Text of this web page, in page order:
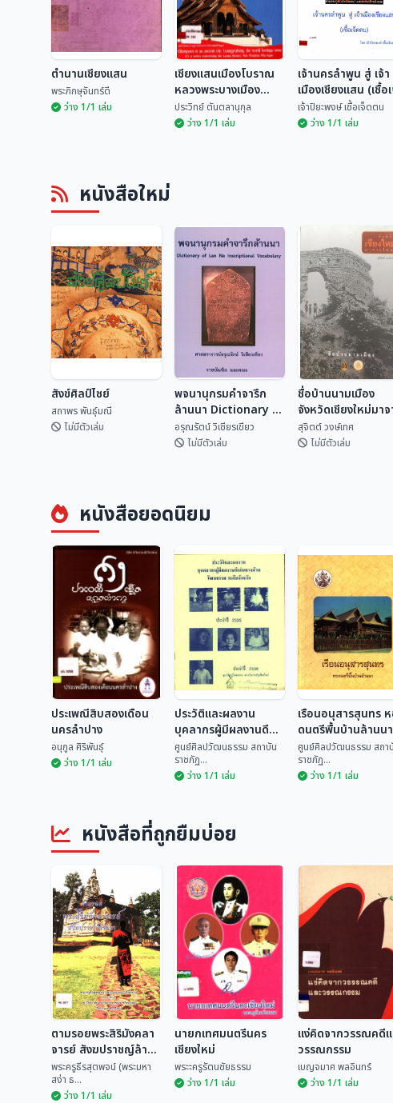
พระภิกษุจันทร์ดี
ตำนานเชียงแสน
พระภิกษุจันทร์ดี
ว่าง 1/1 เล่ม
เชียงแสนเมืองโบราณ
หลวงพระบางเมือง
มรดกโลก
ประวิทย์ ตันตลานุกุล
ว่าง 1/1 เล่ม
เจ้านครลำพูน สู่ เจ้า
เมืองเชียงแสน (เชื้อ
ตน)
เจ้าปิยะพงษ์ เชื้อเจ็ดตน
ว่าง 1/1 เล่ม
หนังสือใหม่
สถาพร พันธุ์มณี
สังข์ศิลป์ไชย์
สถาพร พันธุ์มณี
ไม่มีตัวเล่ม
of Lan Na
Inscriptional
อรุณรัตน์ วิเชียรเขี...
พจนานุกรมคำจารึก
ล้านนา Dictionary of
Lan Na
Inscriptional
อรุณรัตน์ วิเชียรเขียว
ไม่มีตัวเล่ม
ชื่อบ้านนามเมือง
จังหวัดเชียงใหม่มาจ
ไหน?
สุจิตต์ วงษ์เทศ
ไม่มีตัวเล่ม
หนังสือยอดนิยม
อนุกูล ศิริพันธุ์
ประเพณีสิบสองเดือน
นครลำปาง
อนุกูล ศิริพันธุ์
ว่าง 1/1 เล่ม
วัฒนธรรม ระดับ
จังหวัด ประจำปี 2535
ศูนย์ศิลปวัฒนธรรม
สถ...
ประวัติและผลงาน
บุคลากรผู้มีผลงานดี
เด่นทางด้านวัฒนธรรม
ระดับจังหวัด ประจำปี
2535
ศูนย์ศิลปวัฒนธรรม สถาบัน
ราชภัฏ...
ว่าง 1/1 เล่ม
เรือนอนุสารสุนทร
ดนตรีพื้นบ้านล้านนา
ศูนย์ศิลปวัฒนธรรม สถา
ราชภัฏ...
ว่าง 1/1 เล่ม
หนังสือที่ถูกยืมบ่อย
ตามรอยพระสิริมังคลา
จารย์ สังฆปราชญ์ล้าน
นา
พระครูธีรสุตพจน์ (พระมหา
สง่า ธ...
ว่าง 1/1 เล่ม
นายกเทศมนตรีนคร
เชียงใหม่
พระะครูรัตนชัยธรรม
ว่าง 1/1 เล่ม
แง่คิดจากวรรณคดีแ
วรรณกรรม
เบญจมาศ พลอินทร์
ว่าง 1/1 เล่ม